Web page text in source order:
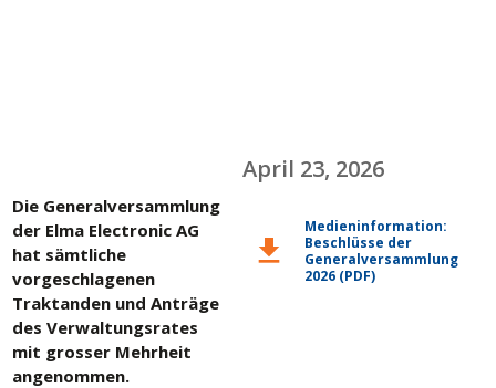
Die Generalversammlung
der Elma Electronic AG
hat sämtliche
vorgeschlagenen
Traktanden und Anträge
des Verwaltungsrates
mit grosser Mehrheit
angenommen.
April 23, 2026
download
Medieninformation:
Beschlüsse der
Generalversammlung
2026 (PDF)